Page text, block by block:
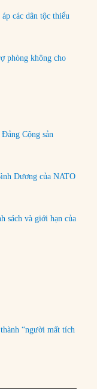
các dân tộc thiểu
phòng không cho
Cộng sản
Dương của NATO
sách và giới hạn của
“người mất tích